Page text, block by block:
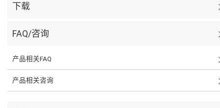
下载
FAQ/咨询
产品相关FAQ
产品相关咨询